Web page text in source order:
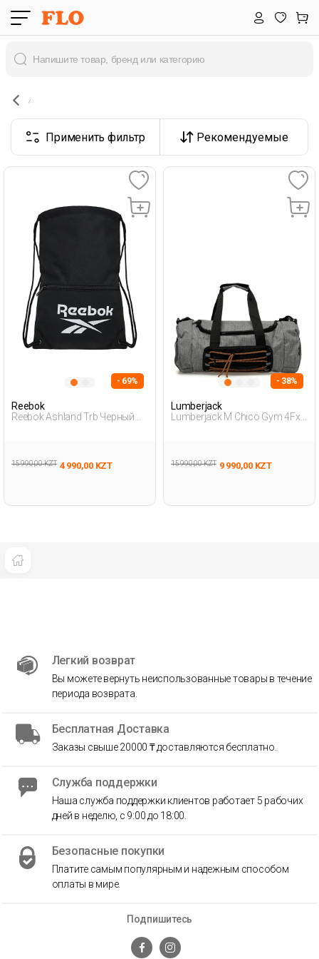
Применить фильтр Рекомендуемые
- 69%
Reebok
Reebok Ashland Trb Черный
15 990,00 KZT 4 990,00 KZT
- 38%
Lumberjack
Lumberjack M Chico Gym 4Fx
15 990,00 KZT 9 990,00 KZT
Подпишитесь
Легкий возврат
Вы можете вернуть неиспользованные товары в течение
периода возврата.
Бесплатная Доставка
Заказы свыше 20000 ₸ доставляются бесплатно.
Служба поддержки
Наша служба поддержки клиентов работает 5 рабочих
дней в неделю, с 9:00 до 18:00.
Безопасные покупки
Платите самым популярным и надежным способом
оплаты в мире.